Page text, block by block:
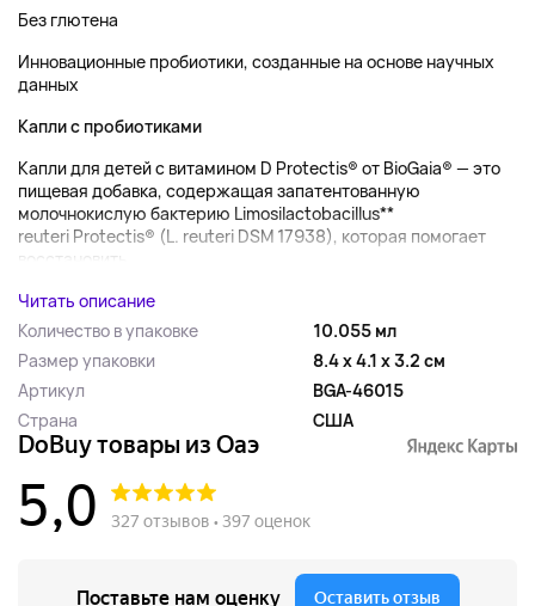
Без глютена
Инновационные пробиотики, созданные на основе научных
данных
Капли с пробиотиками
Капли для детей с витамином D Protectis® от BioGaia® — это
пищевая добавка, содержащая запатентованную
молочнокислую бактерию Limosilactobacillus**
reuteri Protectis® (L. reuteri DSM 17938), которая помогает
восстановить...
Читать описание
Количество в упаковке
10.055 мл
Размер упаковки
8.4 x 4.1 x 3.2 см
Артикул
BGA-46015
Страна
США